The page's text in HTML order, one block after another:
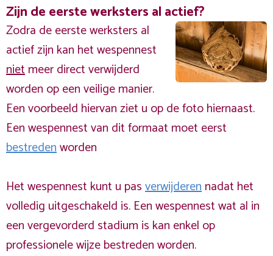
Zijn de eerste werksters al actief?
Zodra de eerste werksters al
actief zijn kan het wespennest
nietmeer direct verwijderd
worden op een veilige manier.
Een voorbeeld hiervan ziet u op de foto hiernaast.
Een wespennest van dit formaat moet eerst
bestredenworden
Het wespennest kunt u pasverwijderennadat het
volledig uitgeschakeld is. Een wespennest wat al in
een vergevorderd stadium is kan enkel op
professionele wijze bestreden worden.